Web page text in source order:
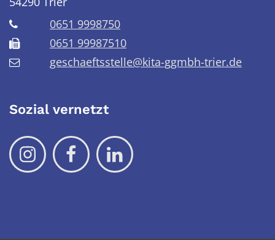
0651 9998750
0651 99987510
geschaeftsstelle@kita-ggmbh-trier.de
Sozial vernetzt